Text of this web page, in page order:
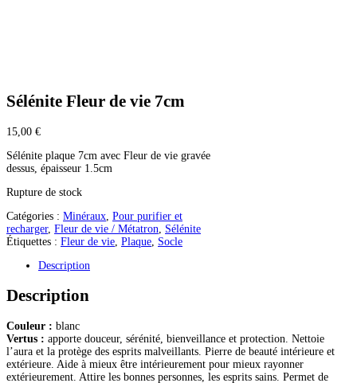
Sélénite Fleur de vie 7cm
15,00 €
Sélénite plaque 7cm avec Fleur de vie gravée
dessus, épaisseur 1.5cm
Rupture de stock
Catégories : Minéraux Pour purifier et
recharger, Fleur de vie / Métatron
Sélénite
Étiquettes : Fleur de vie Plaque Socle
Description
Description
Couleur : blanc
Vertus : apporte douceur, sérénité, bienveillance et protection. Nettoie
l’aura et la protège des esprits malveillants. Pierre de beauté intérieure et
extérieure. Aide à mieux être intérieurement pour mieux rayonner
extérieurement. Attire les bonnes personnes, les esprits sains. Permet de